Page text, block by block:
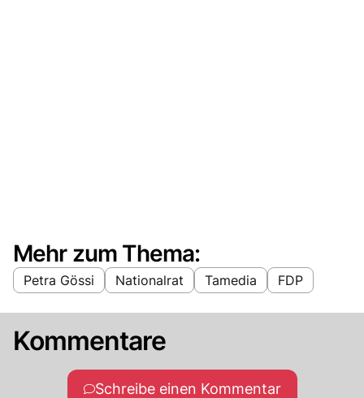
Mehr zum Thema:
Petra Gössi Nationalrat Tamedia FDP
Kommentare
Schreibe einen Kommentar